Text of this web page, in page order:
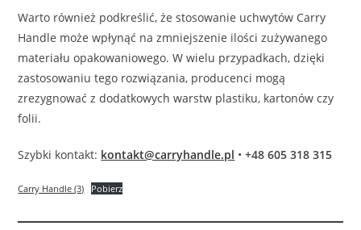
Warto również podkreślić, że stosowanie uchwytów Carry
Handle może wpłynąć na zmniejszenie ilości zużywanego
materiału opakowaniowego. W wielu przypadkach, dzięki
zastosowaniu tego rozwiązania, producenci mogą
zrezygnować z dodatkowych warstw plastiku, kartonów czy
folii.
Szybki kontakt: kontakt@carryhandle.pl •+48 605 318 315
Carry Handle (3) Pobierz